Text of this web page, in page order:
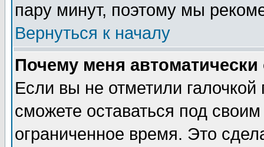
пару минут, поэтому мы
Вернуться к началу
Почему меня автоматически
Если вы не отметили галочкой
сможете оставаться под
ограниченное время. Это